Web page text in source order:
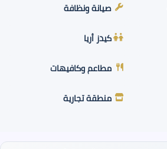
صيانة ونظافة
كيدز أريا
مطاعم وكافيهات
منطقة تجارية